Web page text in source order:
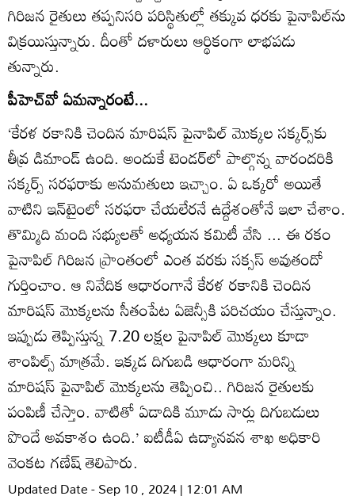
గిరిజన రైతులు తప్పనిసరి పరిస్థితుల్లో తక్కువ ధరకు పైనాపిల్‌ను
విక్రయిస్తున్నారు. దీంతో దళారులు ఆర్థికంగా లాభపడు
తున్నారు.
పీహెచ్‌వో ఏమన్నారంటే...
‘కేరళ రకానికి చెందిన మారిషస్‌ పైనాపిల్‌ మొక్కల సక్కర్స్‌కు
తీవ్ర డిమాండ్‌ ఉంది. అందుకే టెండర్‌లో పాల్గొన్న వారందరికి
సక్కర్స్‌ సరఫరాకు అనుమతులు ఇచ్చాం. ఏ ఒక్కరో అయితే
వాటిని ఇన్‌టైంలో సరఫరా చేయలేరనే ఉద్దేశంతోనే ఇలా చేశాం.
తొమ్మిది మంది సభ్యులతో అధ్యయన కమిటీ వేసి ... ఈ రకం
పైనాపిల్‌ గిరిజన ప్రాంతంలో ఎంత వరకు సక్సస్‌ అవుతందో
గుర్తించాం. ఆ నివేదిక ఆధారంగానే కేరళ రకానికి చెందిన
మారిషస్‌ మొక్కలను సీతంపేట ఏజెన్సీకి పరిచయం చేస్తున్నాం.
ఇప్పుడు తెప్పిస్తున్న 7.20 లక్షల పైనాపిల్‌ మొక్కలు కూడా
శాంపిల్స్‌ మాత్రమే. ఇక్కడ దిగుబడి ఆధారంగా మరిన్ని
మారిషస్‌ పైనాపిల్‌ మొక్కలను తెప్పించి.. గిరిజన రైతులకు
పంపిణీ చేస్తాం. వాటితో ఏడాదికి మూడు సార్లు దిగుబడులు
పొందే అవకాశం ఉంది.’ ఐటీడీఏ ఉద్యానవన శాఖ అధికారి
వెంకట గణేష్‌ తెలిపారు.
Updated Date - Sep 10 , 2024 | 12:01 AM